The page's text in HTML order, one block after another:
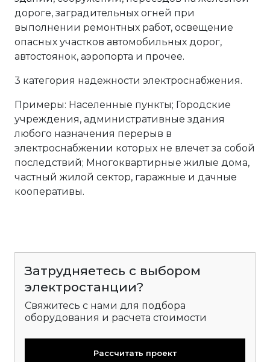
дороге, заградительных огней при
выполнении ремонтных работ, освещение
опасных участков автомобильных дорог,
автостоянок, аэропорта и прочее.
3 категория надежности электроснабжения.
Примеры: Населенные пункты; Городские
учреждения, административные здания
любого назначения перерыв в
электроснабжении которых не влечет за собой
последствий; Многоквартирные жилые дома,
частный жилой сектор, гаражные и дачные
кооперативы.
Затрудняетесь с выбором
электростанции?
Свяжитесь с нами для подбора
оборудования и расчета стоимости
Рассчитать проект